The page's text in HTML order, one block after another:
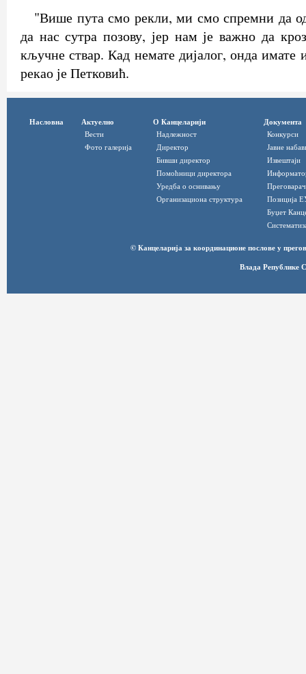
"Више пута смо рекли, ми смо спремни да
да нас сутра позову, јер нам је важно да
кључне ствар. Кад немате дијалог, онда имате
рекао је Петковић.
Насловна Актуелно
Вести
Фото галерија
О Канцеларији
Надлежност
Директор
Бивши директор
Помоћници директора
Уредба о оснивању
Организациона структура
Документа
Конкурси
Јавне
Извештаји
Позиција
Буџет
© Канцеларија за координационе послове у
Влада Републике